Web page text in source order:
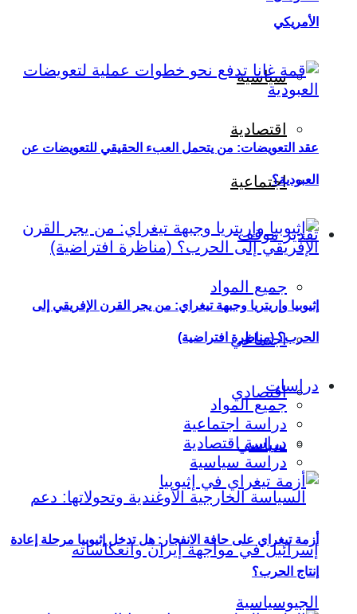
سياسية
اقتصادية
اجتماعية
تقدير موقف
جميع المواد
اجتماعي
اقتصادي
سياسي
الأمريكي
عقد التعويضات: من يتحمل العبء الحقيقي للتعويضات عن
العبودية؟
إثيوبيا وإريتريا وجبهة تيغراي: من يجر القرن الإفريقي إلى
الحرب؟ (مناظرة افتراضية)
دراسات
جميع المواد
دراسة اجتماعية
دراسة اقتصادية
دراسة سياسية
أزمة تيغراي على حافة الانفجار: هل تدخل إثيوبيا مرحلة إعادة
إنتاج الحرب؟